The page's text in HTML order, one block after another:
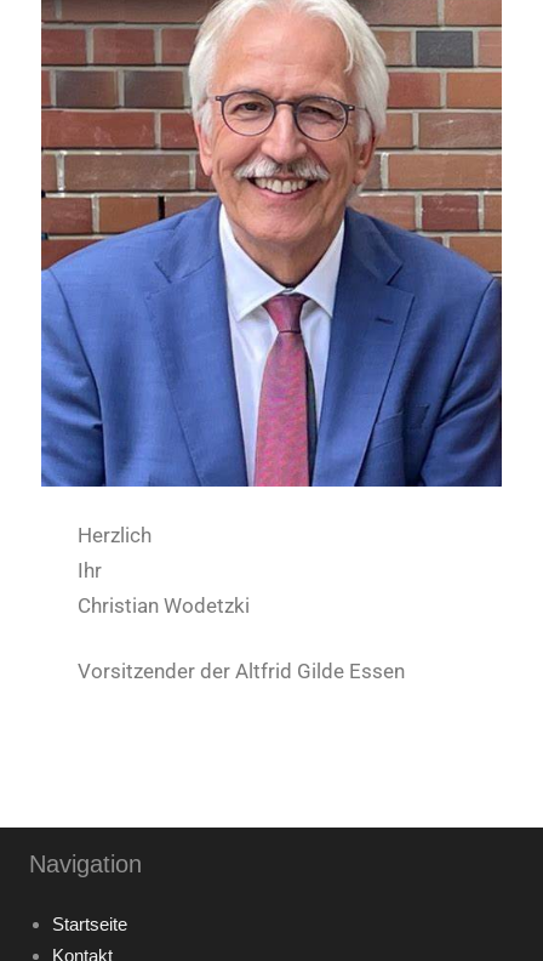
Herzlich
Ihr
Christian Wodetzki
Vorsitzender der Altfrid Gilde Essen
Navigation
Startseite
Kontakt